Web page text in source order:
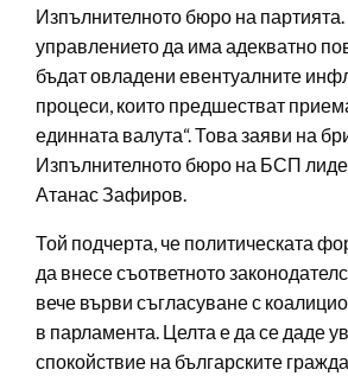
Изпълнителното бюро на
управлението да има адекватно
бъдат овладени евентуалните
процеси, които предшестват
единната валута“. Това заяви на
Изпълнителното бюро на БСП
Атанас Зафиров.
Той подчерта, че политическата
да внесе съответното
вече върви съгласуване с
в парламента. Целта е да се даде
спокойствие на българските